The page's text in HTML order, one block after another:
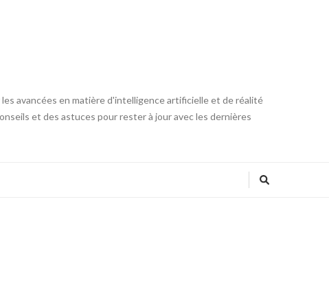
avancées en matière d'intelligence artificielle et de réalité
et des astuces pour rester à jour avec les dernières